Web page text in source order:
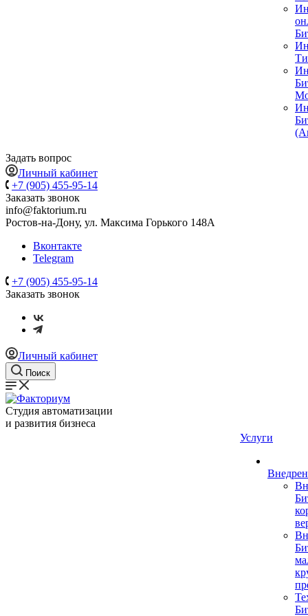
Задать вопрос
Личный кабинет
+7 (905) 455-95-14
Заказать звонок
info@faktorium.ru
Ростов-на-Дону, ул. Максима Горького 148А
Вконтакте
Telegram
+7 (905) 455-95-14
Заказать звонок
Личный кабинет
Поиск
Студия автоматизации
и развития бизнеса
Услуги